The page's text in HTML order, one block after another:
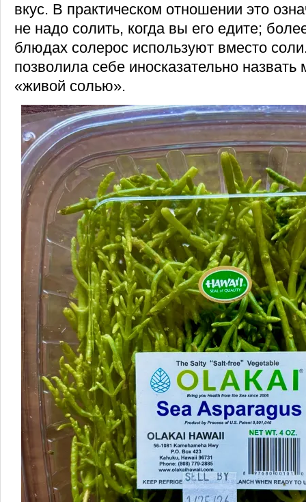
вкус. В практическом отношении это
не надо солить, когда вы его едите;
блюдах солерос используют вместо
позволила себе иносказательно
«живой солью».